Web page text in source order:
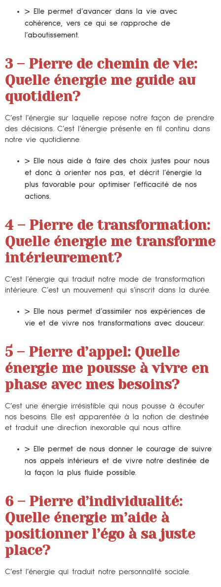
> Elle permet d’avancer dans la vie avec
cohérence, vers ce qui se rapproche de
l’aboutissement.
3 – Pierre de chemin de vie:
Quelle énergie me guide au
quotidien?
C’est l’énergie sur laquelle repose notre façon de prendre
des décisions. C’est l’énergie présente en fil continu dans
notre vie quotidienne.
> Elle nous aide à faire des choix justes pour nous
et donc à orienter nos pas, et décrit l’énergie la
plus favorable pour optimiser l’efficacité de nos
actions.
4 – Pierre de transformation:
Quelle énergie me transforme
intérieurement?
C’est l’énergie qui traduit notre mode de transformation
intérieure. C’est un mouvement qui s’inscrit dans la durée.
> Elle nous permet d’assimiler nos expériences de
vie et de vivre nos transformations avec douceur.
5 – Pierre d’appel: Quelle
énergie me pousse à vivre en
phase avec mes besoins?
C’est une énergie irrésistible qui nous pousse à écouter
nos besoins. Elle est apparentée à la notion de destinée
et traduit une direction inexorable qui nous attire.
> Elle permet de nous donner le courage de suivre
nos appels intérieurs et de vivre notre destinée de
la façon la plus fluide possible.
6 – Pierre d’individualité:
Quelle énergie m’aide à
positionner l’égo à sa juste
place?
C’est l’énergie qui traduit notre personnalité sociale.